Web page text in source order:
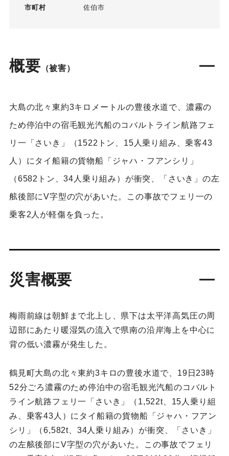
市町村 佐伯市
概要 （被害）
大島の北々東約3キロメートルの豊後水道で、濃霧の
ため停泊中の宿毛観光汽船のコバルトライン航路フェ
リ一「さいき」（1522トン、15人乗り組み、乗客43
人）にタイ船籍の貨物船「ジャハ・フアンシリ」
（6582トン、34人乗り組み）が衝突、「さいき」の左
舷後部にV字型の穴があいた。この事故でフェリ一の
乗客2人が軽傷を負った。
災害概要
梅雨前線は朝鮮まで北上し、県下は太平洋高気圧の周
辺部にあたり暖湿気の流入で県南の沿岸海上を中心に
背の低い濃霧が発生した。
鶴見町大島の北々東約3キロの豊後水道で、19日23時
52分ごろ濃霧のため停泊中の宿毛観光汽船のコバルト
ライン航路フェリ一「さいき」（1,522t、15人乗り組
み、乗客43人）にタイ船籍の貨物船「ジャハ・フアン
シリ」（6,582t、34人乗り組み）が衝突、「さいき」
の左舷後部にV字型の穴があいた。この事故でフェリ